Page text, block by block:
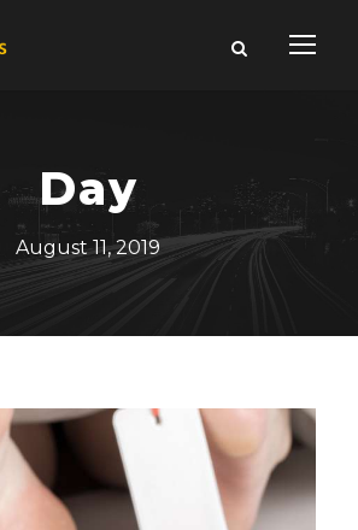
Day
August 11, 2019